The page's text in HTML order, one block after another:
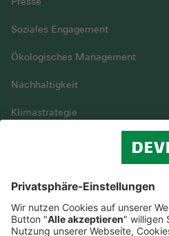
Presse
Soziales Engagement
Ökologisches Management
Nachhaltigkeit
Klimastrategie
Streitbeilegung
Nutzungshinweise